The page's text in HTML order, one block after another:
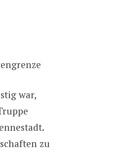
war,
zu